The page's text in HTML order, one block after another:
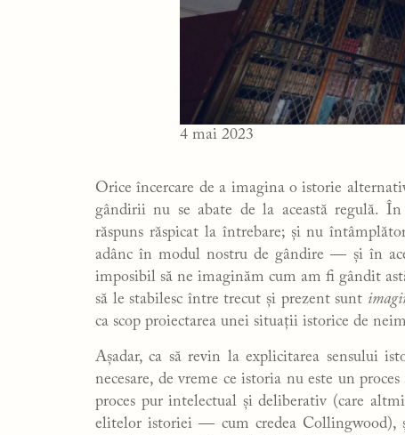
4 mai 2023
Orice încercare de a imagina o istorie
gândirii nu se abate de la această regulă.
răspuns răspicat la întrebare; și nu
adânc în modul nostru de gândire — și în
imposibil să ne imaginăm cum am fi gândit
să le stabilesc între trecut și prezent sunt
ca scop proiectarea unei situații istorice de
Așadar, ca să revin la explicitarea sensului
necesare, de vreme ce istoria nu este un
proces pur intelectual și deliberativ (care
elitelor istoriei — cum credea Collingwood),